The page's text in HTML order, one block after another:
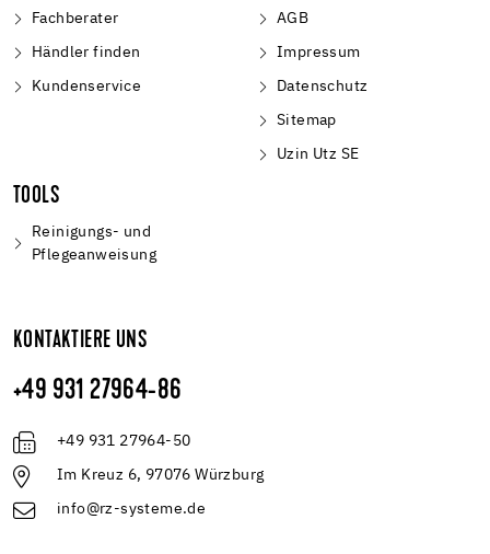
Fachberater
Händler finden
Kundenservice
AGB
Impressum
Datenschutz
Sitemap
Uzin Utz SE
TOOLS
Reinigungs- und
Pflegeanweisung
KONTAKTIERE UNS
+49 931 27964-86
+49 931 27964-50
Im Kreuz 6, 97076 Würzburg
info@rz-systeme.de